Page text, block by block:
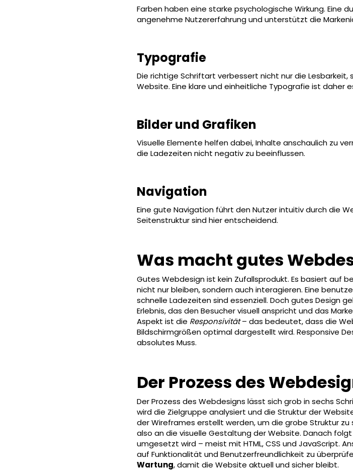
Farben haben eine starke psychologische Wirkung. Eine
angenehme Nutzererfahrung und unterstützt die
Typografie
Die richtige Schriftart verbessert nicht nur die
Website. Eine klare und einheitliche Typografie ist daher
Bilder und Grafiken
Visuelle Elemente helfen dabei, Inhalte anschaulich zu
die Ladezeiten nicht negativ zu beeinflussen.
Navigation
Eine gute Navigation führt den Nutzer intuitiv durch die
Seitenstruktur sind hier entscheidend.
Was macht gutes
Gutes Webdesign ist kein Zufallsprodukt. Es basiert auf
nicht nur bleiben, sondern auch interagieren. Eine
schnelle Ladezeiten sind essenziell. Doch gutes Design
Erlebnis, das den Besucher visuell anspricht und das
Aspekt ist die Responsivität– das bedeutet, dass die
Bildschirmgrößen optimal dargestellt wird. Responsive
absolutes Muss.
Der Prozess des
Der Prozess des Webdesigns lässt sich grob in sechs
wird die Zielgruppe analysiert und die Struktur der
der Wireframes erstellt werden, um die grobe Struktur
also an die visuelle Gestaltung der Website. Danach
umgesetzt wird – meist mit HTML, CSS und JavaScript.
auf Funktionalität und Benutzerfreundlichkeit zu
Wartung, damit die Website aktuell und sicher bleibt.